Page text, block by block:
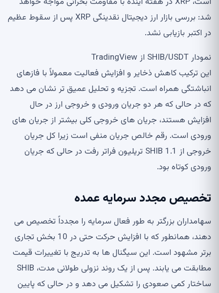
شد: بررسی بازار ارز دیجیتال نقدینگی XRP پس از سقوط عظیم
در اکتبر بازیابی نشد.
نمودار SHIB/USDT از TradingView
این ترکیب کاهش ذخایر و افزایش فعالیت معمولاً با فازهای
انباشتگی همراه است. تجزیه و تحلیل عمیق تر نشان می دهد
که در حالی که هر دو جریان ورودی و خروجی ارز در حال
افزایش هستند، جریان های خروجی کلی بیشتر از جریان های
ورودی است. رقم خالص جریان منفی است زیرا کل جریان
خروجی از SHIB 1.1 تریلیون فراتر رفت در حالی که جریان
ورودی کوتاه بود.
تخصیص مجدد سرمایه عمده
سهامداران بزرگتر به طور فعال سرمایه را مجدداً تخصیص می
دهند، همانطور که با افزایش حرکت حتی در 10 بخش تجاری
برتر مشهود است. این سیگنال ها به تدریج با تغییرات قیمت
مطابقت می یابند. پس از یک روند نزولی طولانی مدت، SHIB
ساختار کمی صعودی را تشکیل می دهد و در حالی که پایین